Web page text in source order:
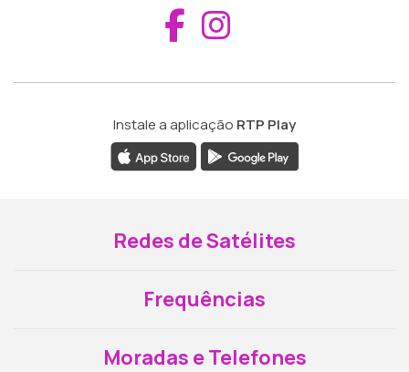
Aceder ao
Instale a aplicação RTP Play
Redes de Satélites
Frequências
Moradas e Telefones